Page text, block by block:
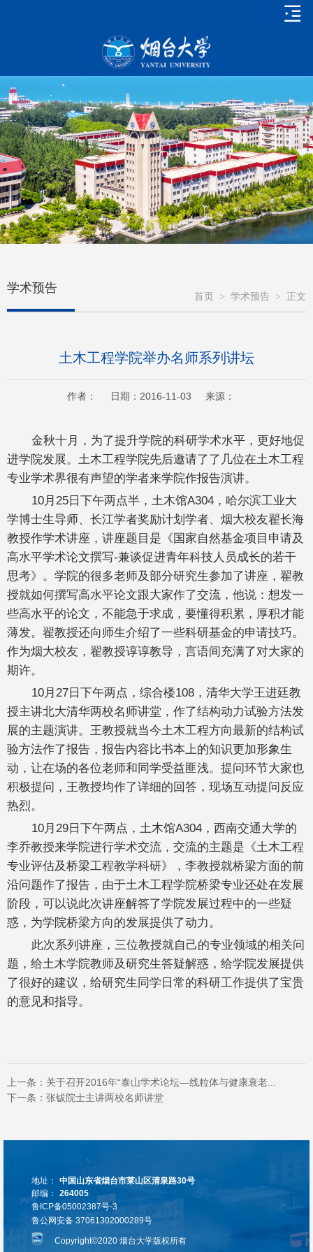
学术预告
首页 > 学术预告 > 正文
土木工程学院举办名师系列讲坛
作者： 日期：2016-11-03 来源：
金秋十月，为了提升学院的科研学术水平，更好地促
进学院发展。土木工程学院先后邀请了了几位在土木工程
专业学术界很有声望的学者来学院作报告演讲。
10月25日下午两点半，土木馆A304，哈尔滨工业大
学博士生导师、长江学者奖励计划学者、烟大校友翟长海
教授作学术讲座，讲座题目是《国家自然基金项目申请及
高水平学术论文撰写-兼谈促进青年科技人员成长的若干
思考》。学院的很多老师及部分研究生参加了讲座，翟教
授就如何撰写高水平论文跟大家作了交流，他说：想发一
些高水平的论文，不能急于求成，要懂得积累，厚积才能
薄发。翟教授还向师生介绍了一些科研基金的申请技巧。
作为烟大校友，翟教授谆谆教导，言语间充满了对大家的
期许。
10月27日下午两点，综合楼108，清华大学王进廷教
授主讲北大清华两校名师讲堂，作了结构动力试验方法发
展的主题演讲。王教授就当今土木工程方向最新的结构试
验方法作了报告，报告内容比书本上的知识更加形象生
动，让在场的各位老师和同学受益匪浅。提问环节大家也
积极提问，王教授均作了详细的回答，现场互动提问反应
热烈。
10月29日下午两点，土木馆A304，西南交通大学的
李乔教授来学院进行学术交流，交流的主题是《土木工程
专业评估及桥梁工程教学科研》，李教授就桥梁方面的前
沿问题作了报告，由于土木工程学院桥梁专业还处在发展
阶段，可以说此次讲座解答了学院发展过程中的一些疑
惑，为学院桥梁方向的发展提供了动力。
此次系列讲座，三位教授就自己的专业领域的相关问
题，给土木学院教师及研究生答疑解惑，给学院发展提供
了很好的建议，给研究生同学日常的科研工作提供了宝贵
的意见和指导。
上一条： 关于召开2016年“泰山学术论坛—线粒体与健康衰老...
下一条： 张钹院士主讲两校名师讲堂
地址：
中国山东省烟台市莱山区清泉路30号
邮编：
264005
鲁ICP备05002387号-3
鲁公网安备 37061302000289号
Copyright©2020 烟台大学版权所有